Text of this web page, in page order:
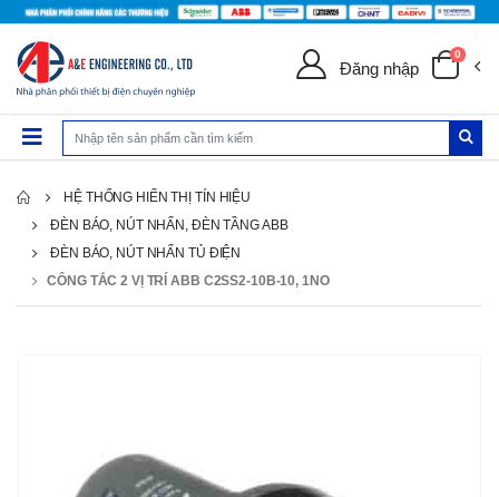
Đăng nhập
0
HỆ THỐNG HIỂN THỊ TÍN HIỆU
ĐÈN BÁO, NÚT NHẤN, ĐÈN TẦNG ABB
ĐÈN BÁO, NÚT NHẤN TỦ ĐIỆN
CÔNG TẮC 2 VỊ TRÍ ABB C2SS2-10B-10, 1NO